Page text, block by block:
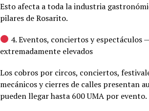
Esto afecta a toda la industria
pilares de Rosarito.
4. Eventos, conciertos y espectáculos
extremadamente elevados
Los cobros por circos, conciertos,
mecánicos y cierres de calles presentan
pueden llegar hasta 600 UMA por evento.